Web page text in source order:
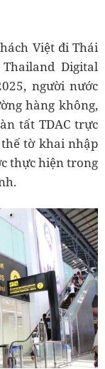
Việt đi Thái
Digital
người nước
hàng không,
tất TDAC trực
tờ khai nhập
thực hiện trong